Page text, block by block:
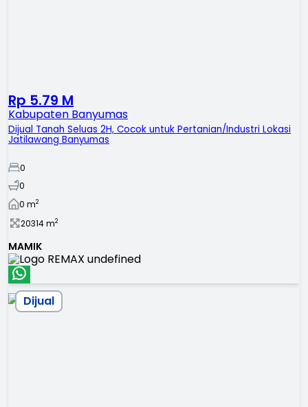
Rp 5.79 M
Kabupaten Banyumas
Dijual Tanah Seluas 2H, Cocok untuk Pertanian/Industri Lokasi
Jatilawang Banyumas
0
0
0 m2
20314m2
MAMIK
Dijual